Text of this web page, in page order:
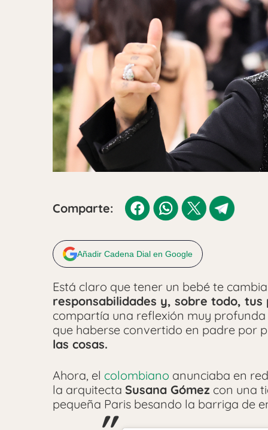
Comparte:
Añadir Cadena Dial en Google
Está claro que tener un bebé te
responsabilidades y, sobre todo, tus
compartía una reflexión muy
que haberse convertido en padre por
las cosas.
Ahora, el colombiano anunciaba en
la arquitecta Susana Gómez con una
pequeña Paris besando la barriga de